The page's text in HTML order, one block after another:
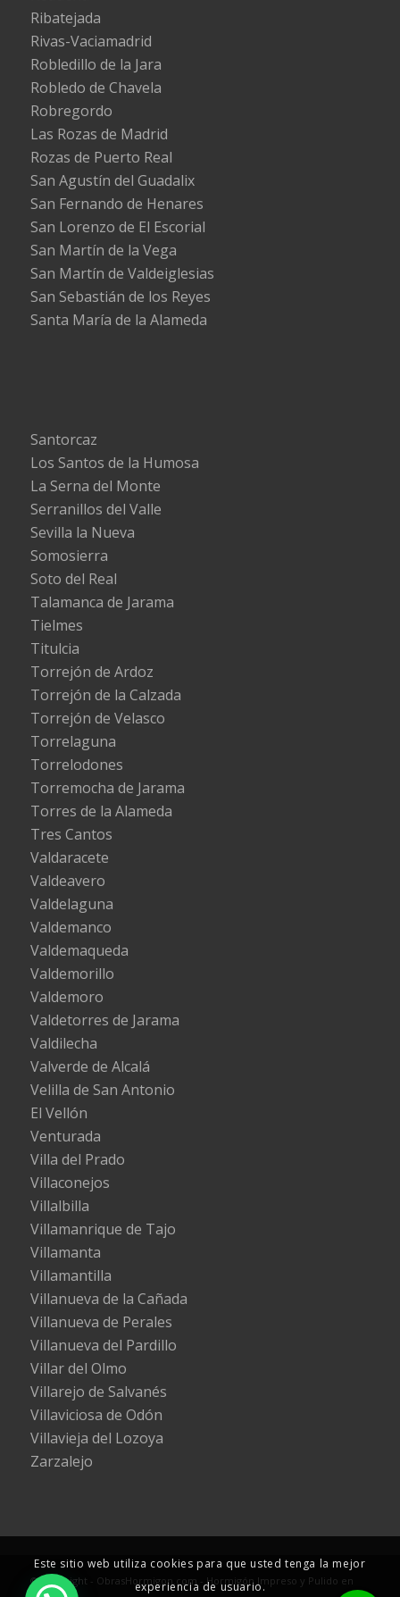
Ribatejada
Rivas-Vaciamadrid
Robledillo de la Jara
Robledo de Chavela
Robregordo
Las Rozas de Madrid
Rozas de Puerto Real
San Agustín del Guadalix
San Fernando de Henares
San Lorenzo de El Escorial
San Martín de la Vega
San Martín de Valdeiglesias
San Sebastián de los Reyes
Santa María de la Alameda
Santorcaz
Los Santos de la Humosa
La Serna del Monte
Serranillos del Valle
Sevilla la Nueva
Somosierra
Soto del Real
Talamanca de Jarama
Tielmes
Titulcia
Torrejón de Ardoz
Torrejón de la Calzada
Torrejón de Velasco
Torrelaguna
Torrelodones
Torremocha de Jarama
Torres de la Alameda
Tres Cantos
Valdaracete
Valdeavero
Valdelaguna
Valdemanco
Valdemaqueda
Valdemorillo
Valdemoro
Valdetorres de Jarama
Valdilecha
Valverde de Alcalá
Velilla de San Antonio
El Vellón
Venturada
Villa del Prado
Villaconejos
Villalbilla
Villamanrique de Tajo
Villamanta
Villamantilla
Villanueva de la Cañada
Villanueva de Perales
Villanueva del Pardillo
Villar del Olmo
Villarejo de Salvanés
Villaviciosa de Odón
Villavieja del Lozoya
Zarzalejo
© Copyright - ObrasHormigon.com - Hormigón Impreso y Pulido en
Este sitio web utiliza cookies para que usted tenga la mejor
experiencia de usuario.